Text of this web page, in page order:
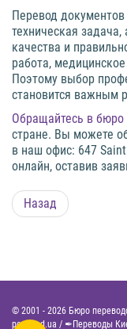
Перевод
техническая
качества и
работа,
Поэтому выбор
становится важным
Обращайтесь в бюро
стране. Вы можете
в наш офис: 647
онлайн, оставив
Назад
© 2001 - 2026 Бюро
pereklad.ua / ✒Переводы